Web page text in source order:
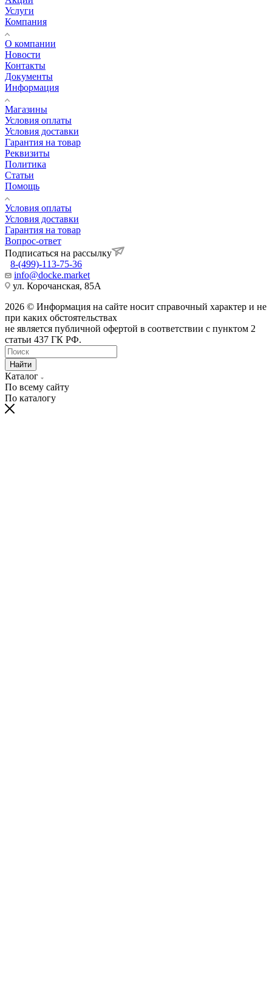
Услуги
Компания
О компании
Новости
Контакты
Документы
Информация
Магазины
Условия оплаты
Условия доставки
Гарантия на товар
Реквизиты
Политика
Статьи
Помощь
Условия оплаты
Условия доставки
Гарантия на товар
Вопрос-ответ
Подписаться на рассылку
8-(499)-113-75-36
info@docke.market
ул. Корочанская, 85А
2026 © Информация на сайте носит справочный характер и не
при каких обстоятельствах
не является публичной офертой в соответствии с пунктом 2
статьи 437 ГК РФ.
Найти
Каталог
По всему сайту
По каталогу